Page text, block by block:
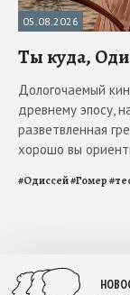
05.08.2026
Ты куда,
Дологочаемый
древнему эпосу,
разветвленная
хорошо вы
#Одиссей#Гомер#